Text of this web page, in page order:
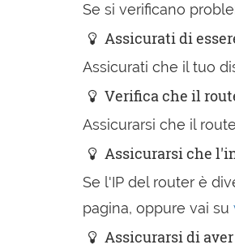
Se si verificano
Assicurati di
Assicurati che il tuo
Verifica che il
Assicurarsi che il
Assicurarsi che
Se l'IP del router è
pagina, oppure vai su
Assicurarsi di